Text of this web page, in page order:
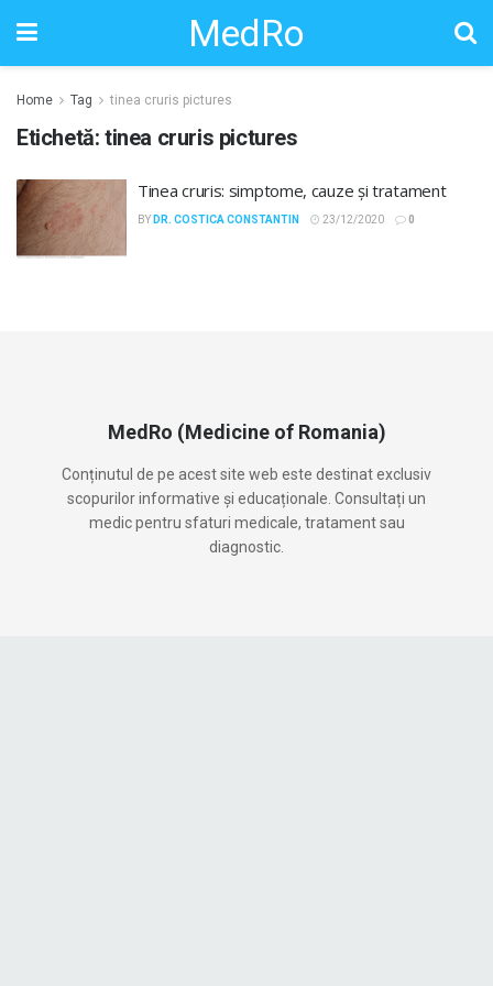
MedRo
Home Tag tinea cruris pictures
Etichetă: tinea cruris pictures
Tinea cruris: simptome, cauze și tratament
BY DR. COSTICA CONSTANTIN 23/12/2020 0
MedRo (Medicine of Romania)
Conținutul de pe acest site web este destinat exclusiv
scopurilor informative și educaționale. Consultați un
medic pentru sfaturi medicale, tratament sau
diagnostic.